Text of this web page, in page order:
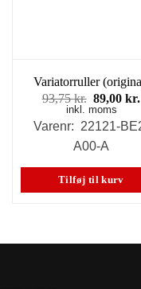
Variatorruller
93,75kr. Den
pris
93,75 kr..
89,00kr.
inkl. moms
Varenr: 22121-
A00-A
Tilføj til kurv